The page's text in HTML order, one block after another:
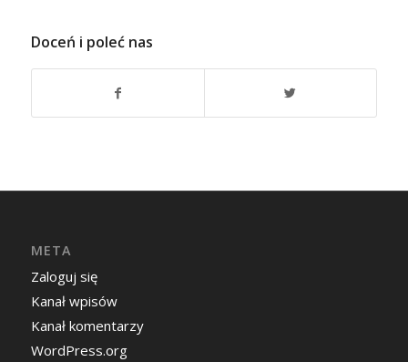
Doceń i poleć nas
META
Zaloguj się
Kanał wpisów
Kanał komentarzy
WordPress.org